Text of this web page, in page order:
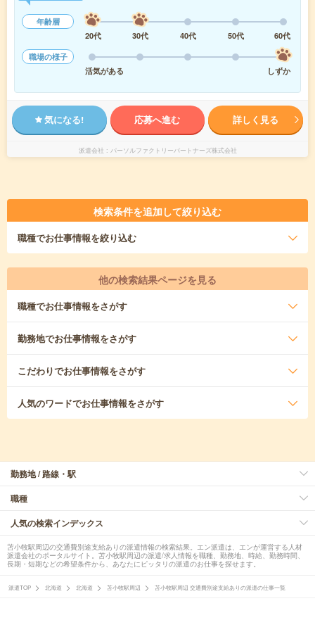
年齢層
20代
30代 40代 50代
60代
職場の様子
活気がある
しずか
気になる! 応募へ進む 詳しく見る
派遣会社 パーソルファクトリーパートナーズ株式会社
検索条件を追加して絞り込む
職種でお仕事情報を絞り込む
他の検索結果ページを見る
職種でお仕事情報をさがす
勤務地でお仕事情報をさがす
こだわりでお仕事情報をさがす
人気のワードでお仕事情報をさがす
勤務地 / 路線・駅
職種
人気の検索インデックス
苫小牧駅周辺の交通費別途支給ありの派遣情報の検索結果。エン派遣は、エンが運営する人材
派遣会社のポータルサイト。苫小牧駅周辺の派遣/求人情報を職種、勤務地、時給、勤務時間、
長期・短期などの希望条件から、あなたにピッタリの派遣のお仕事を探せます。
派遣TOP 北海道 北海道 苫小牧駅周辺 苫小牧駅周辺 交通費別途支給ありの派遣の仕事一覧